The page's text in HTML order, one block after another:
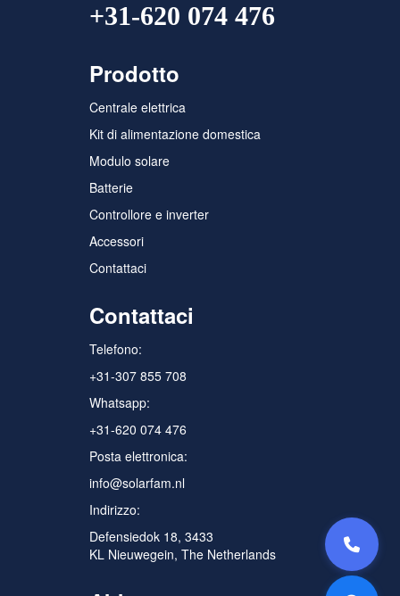
+31-620 074 476
Prodotto
Centrale elettrica
Kit di alimentazione domestica
Modulo solare
Batterie
Controllore e inverter
Accessori
Contattaci
Contattaci
Telefono:
+31-307 855 708
Whatsapp:
+31-620 074 476
Posta elettronica:
info@solarfam.nl
Indirizzo:
Defensiedok 18, 3433
KL Nieuwegein, The Netherlands